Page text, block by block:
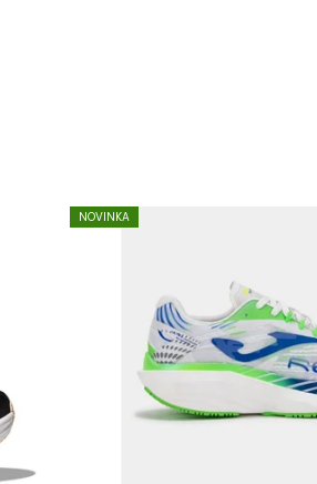
NOVINKA